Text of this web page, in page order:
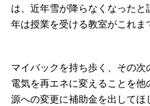
は、近年雪が降らなくなった
年は授業を受ける教室がこれま
マイバックを持ち歩く、その
電気を再エネに変えることを
源への変更に補助金を出して